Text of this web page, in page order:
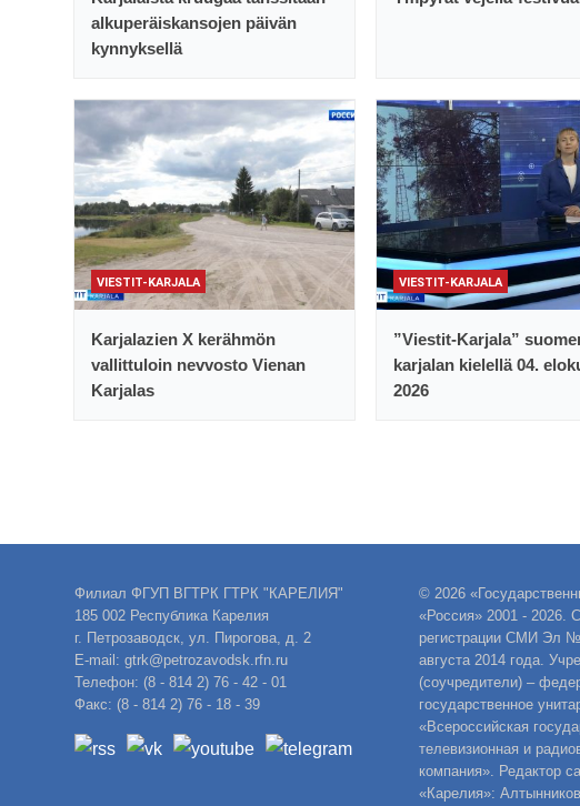
alkuperäiskansojen päivän
kynnyksellä
VIESTIT-KARJALA
Karjalazien X kerähmön
vallittuloin nevvosto Vienan
Karjalas
VIESTIT-KARJALA
”Viestit-Karjala”
karjalan kielellä 04.
2026
Филиал ФГУП ВГТРК ГТРК "КАРЕЛИЯ"
185 002 Республика Карелия
г. Петрозаводск, ул. Пирогова, д. 2
E-mail: gtrk@petrozavodsk.rfn.ru
Телефон: (8 - 814 2) 76 - 42 - 01
Факс: (8 - 814 2) 76 - 18 - 39
© 2026
«Россия» 2001 - 2026.
регистрации СМИ Эл
августа 2014 года.
(соучредители) –
государственное
«Всероссийская
телевизионная и
компания». Редактор
«Карелия»: